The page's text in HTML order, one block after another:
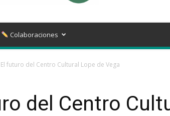
Colaboraciones
El futuro del Centro Cultural Lope de Vega
del Centro